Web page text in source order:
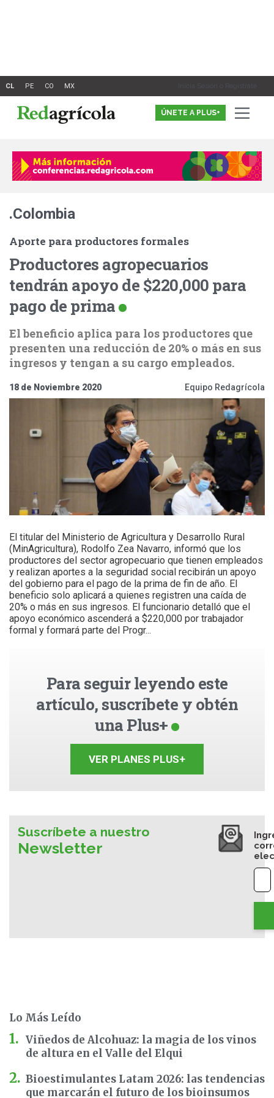
Inicia Sesión o Registrate
ÚNETE A PLUS+
.Colombia
Aporte para productores formales
Productores agropecuarios
tendrán apoyo de $220,000 para
pago de prima
El beneficio aplica para los productores que
presenten una reducción de 20% o más en sus
ingresos y tengan a su cargo empleados.
18 de Noviembre 2020 Equipo Redagrícola
El titular del Ministerio de Agricultura y Desarrollo Rural
(MinAgricultura), Rodolfo Zea Navarro, informó que los
productores del sector agropecuario que tienen empleados
y realizan aportes a la seguridad social recibirán un apoyo
del gobierno para el pago de la prima de fin de año. El
beneficio solo aplicará a quienes registren una caída de
20% o más en sus ingresos. El funcionario detalló que el
apoyo económico ascenderá a $220,000 por trabajador
formal y formará parte del Progr...
Para seguir leyendo este
artículo, suscríbete y obtén
una Plus+
VER PLANES PLUS+
Suscríbete a nuestro
Newsletter
Lo Más Leído
Viñedos de Alcohuaz: la magia de los vinos
de altura en el Valle del Elqui
Bioestimulantes Latam 2026: las tendencias
que marcarán el futuro de los bioinsumos